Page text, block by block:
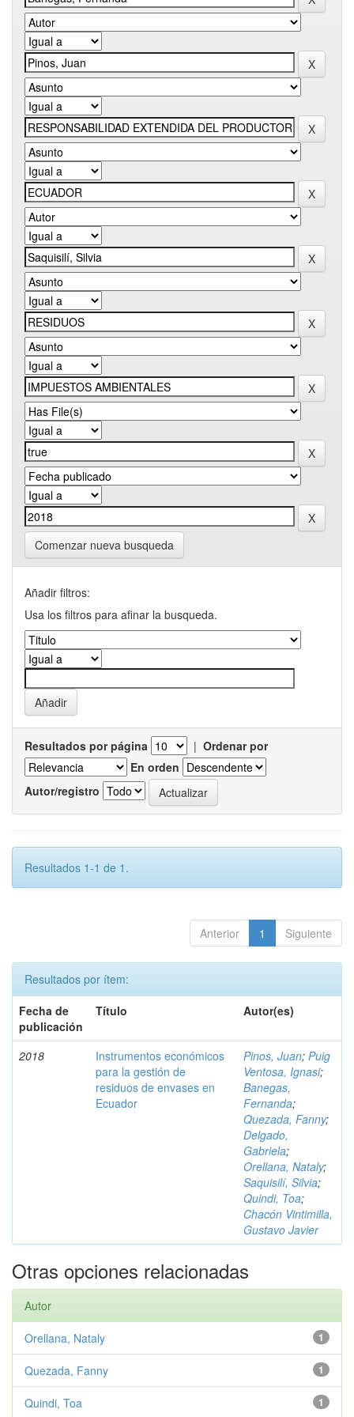
Comenzar nueva busqueda
Añadir filtros:
Usa los filtros para afinar la busqueda.
Resultados por página | Ordenar por
En orden
Autor/registro
Resultados 1-1 de 1.
Anterior 1 Siguiente
Resultados por ítem:
Fecha de
publicación
Título Autor(es)
2018
Instrumentos económicos
para la gestión de
residuos de envases en
Ecuador
Pinos, Juan; Puig
Ventosa, Ignasi;
Banegas,
Fernanda;
Quezada, Fanny;
Delgado,
Gabriela;
Orellana, Nataly;
Saquisilí, Silvia;
Quindi, Toa;
Chacón Vintimilla,
Gustavo Javier
Otras opciones relacionadas
Autor
1
Orellana, Nataly
1
Quezada, Fanny
1
Quindi, Toa